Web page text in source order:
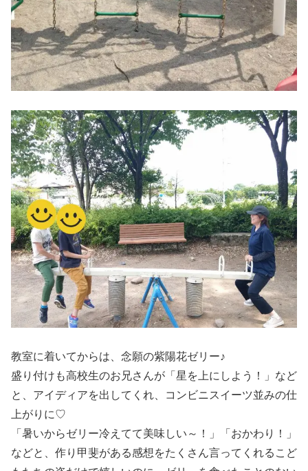
教室に着いてからは、念願の紫陽花ゼリー♪
盛り付けも高校生のお兄さんが「星を上にしよう！」など
と、アイディアを出してくれ、コンビニスイーツ並みの仕
上がりに♡
「暑いからゼリー冷えてて美味しい～！」「おかわり！」
などと、作り甲斐がある感想をたくさん言ってくれるこど